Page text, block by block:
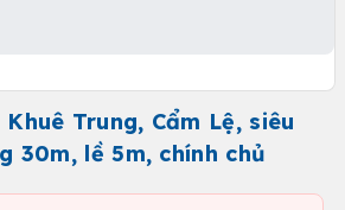
Trung, Cẩm Lệ, siêu
30m, lề 5m, chính chủ